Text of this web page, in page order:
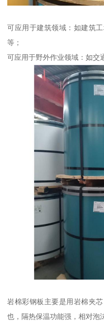
可应用于建筑领域：如建筑
等；
可应用于野外作业领域：如交
岩棉彩钢板主要是用岩棉夹
也，隔热保温功能强，相对泡